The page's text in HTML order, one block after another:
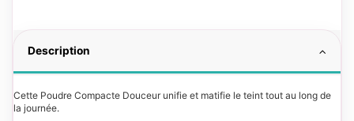
Description
Cette Poudre Compacte Douceur unifie et matifie le teint tout au long de
la journée.